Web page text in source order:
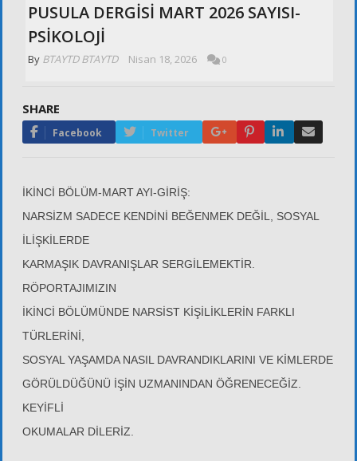
PUSULA DERGİSİ MART 2026 SAYISI-
PSİKOLOJİ
By BTAYTD BTAYTD Nisan 18, 2026 0
SHARE
Facebook Twitter Google+PinterestLinkedIn
İKİNCİ BÖLÜM-MART AYI-GİRİŞ:
NARSİZM SADECE KENDİNİ BEĞENMEK DEĞİL, SOSYAL
İLİŞKİLERDE
KARMAŞIK DAVRANIŞLAR SERGİLEMEKTİR.
RÖPORTAJIMIZIN
İKİNCİ BÖLÜMÜNDE NARSİST KİŞİLİKLERİN FARKLI
TÜRLERİNİ,
SOSYAL YAŞAMDA NASIL DAVRANDIKLARINI VE KİMLERDE
GÖRÜLDÜĞÜNÜ İŞİN UZMANINDAN ÖĞRENECEĞİZ.
KEYİFLİ
OKUMALAR DİLERİZ.